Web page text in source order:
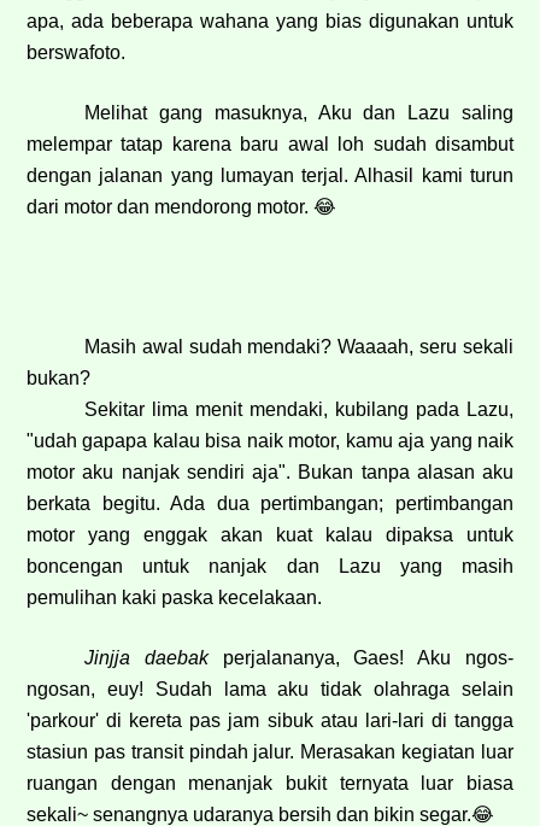
apa, ada beberapa wahana yang bias digunakan untuk
berswafoto.
Melihat gang masuknya, Aku dan Lazu saling
melempar tatap karena baru awal loh sudah disambut
dengan jalanan yang lumayan terjal. Alhasil kami turun
dari motor dan mendorong motor. 😂
Masih awal sudah mendaki? Waaaah, seru sekali
bukan?
Sekitar lima menit mendaki, kubilang pada Lazu,
"udah gapapa kalau bisa naik motor, kamu aja yang naik
motor aku nanjak sendiri aja". Bukan tanpa alasan aku
berkata begitu. Ada dua pertimbangan; pertimbangan
motor yang enggak akan kuat kalau dipaksa untuk
boncengan untuk nanjak dan Lazu yang masih
pemulihan kaki paska kecelakaan.
Jinjja daebak perjalananya, Gaes! Aku ngos-
ngosan, euy! Sudah lama aku tidak olahraga selain
'parkour' di kereta pas jam sibuk atau lari-lari di tangga
stasiun pas transit pindah jalur. Merasakan kegiatan luar
ruangan dengan menanjak bukit ternyata luar biasa
sekali~ senangnya udaranya bersih dan bikin segar.😂